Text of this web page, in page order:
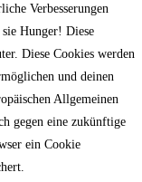
Verbesserungen
Hunger! Diese
Diese Cookies werden
und deinen
Allgemeinen
gegen eine zukünftige
ein Cookie